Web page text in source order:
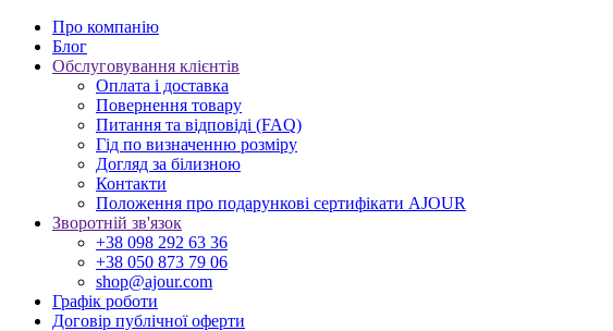
Про компанію
Блог
Обслуговування клієнтів
Оплата і доставка
Повернення товару
Питання та відповіді (FAQ)
Гід по визначенню розміру
Догляд за білизною
Контакти
Положення про подарункові сертифікати AJOUR
Зворотній зв'язок
+38 098 292 63 36
+38 050 873 79 06
shop@ajour.com
Графік роботи
Договір публічної оферти